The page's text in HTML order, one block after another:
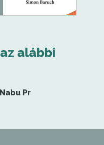
alábbi
Nabu Pr